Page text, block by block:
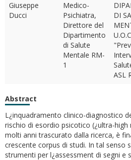
Giuseppe
Ducci
Medico-
Psichiatra,
Direttore del
Dipartimento
di Salute
Mentale RM-
1
DI
ASL
Abstract
L¿inquadramento clinico-diagnostico
rischio di esordio psicotico (¿ultra-high
molti anni trascurato dalla ricerca, è
crescente corpus di studi. In tal senso
strumenti per l¿assessment di segni e